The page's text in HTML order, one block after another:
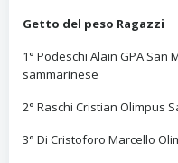
Getto del peso Ragazzi
1° Podeschi Alain GPA San
sammarinese
2° Raschi Cristian Olimpus
3° Di Cristoforo Marcello